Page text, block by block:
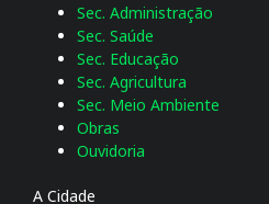
A Cidade
Sec. Administração
Sec. Saúde
Sec. Educação
Sec. Agricultura
Sec. Meio Ambiente
Obras
Ouvidoria